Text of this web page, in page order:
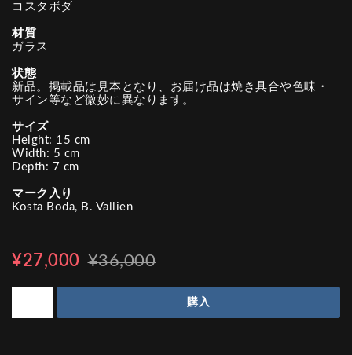
コスタボダ
材質
ガラス
状態
新品。掲載品は見本となり、お届け品は焼き具合や色味・
サイン等など微妙に異なります。
サイズ
Height: 15 cm
Width: 5 cm
Depth: 7 cm
マーク入り
Kosta Boda, B. Vallien
¥36,000
¥27,000
購入